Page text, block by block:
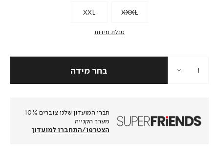
XXL XXXL
טבלת מידות
חברי המועדון שלנו צוברים 10%
מערך הקנייה
הצטרפו/התחברו למועדון